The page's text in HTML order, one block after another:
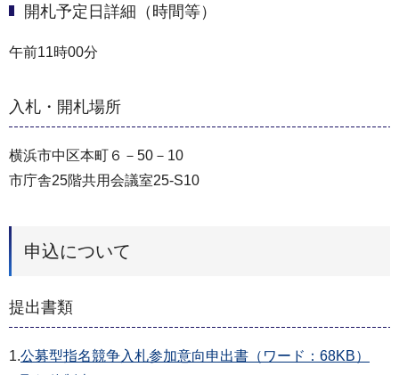
開札予定日詳細（時間等）
午前11時00分
入札・開札場所
横浜市中区本町６－50－10
市庁舎25階共用会議室25-S10
申込について
提出書類
1.公募型指名競争入札参加意向申出書（ワード：68KB）